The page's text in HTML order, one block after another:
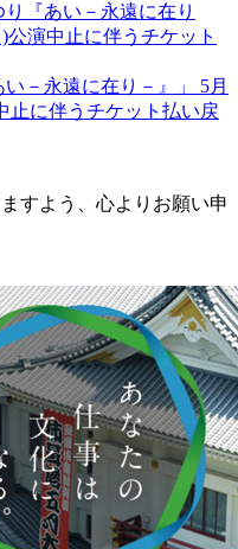
『あい－永遠に在り
公演中止に伴うチケット
－永遠に在り－』」 5月
止に伴うチケット払い戻
すよう、心よりお願い申